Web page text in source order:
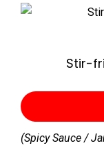
Stir-
(Spicy Sauce /